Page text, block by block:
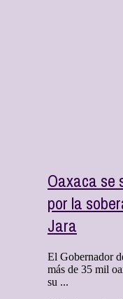
Oaxaca se
por la
Jara
El Gobernador
más de 35 mil
su ...